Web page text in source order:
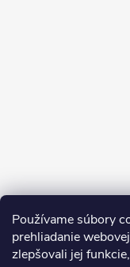
Používame súbory
prehliadanie
zlepšovali jej